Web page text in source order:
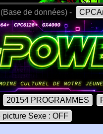
(Base de données) -
20154 PROGRAMMES
picture Sexe : OFF